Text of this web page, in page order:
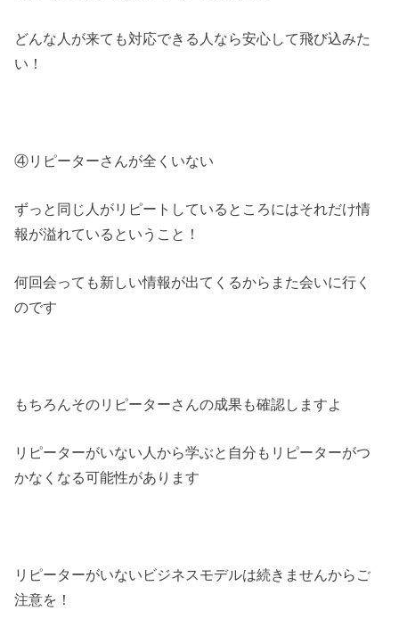
どんな人が来ても対応できる人なら安心して飛び込みた
い！
④リピーターさんが全くいない
ずっと同じ人がリピートしているところにはそれだけ情
報が溢れているということ！
何回会っても新しい情報が出てくるからまた会いに行く
のです
もちろんそのリピーターさんの成果も確認しますよ
リピーターがいない人から学ぶと自分もリピーターがつ
かなくなる可能性があります
リピーターがいないビジネスモデルは続きませんからご
注意を！